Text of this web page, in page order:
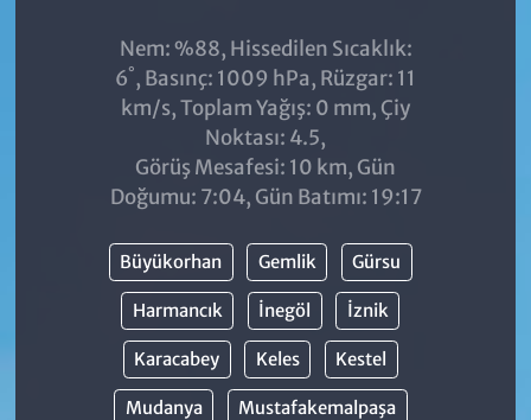
Nem: %88, Hissedilen Sıcaklık:
6°, Basınç: 1009 hPa, Rüzgar: 11
km/s, Toplam Yağış: 0 mm, Çiy
Noktası: 4.5,
Görüş Mesafesi: 10 km, Gün
Doğumu: 7:04, Gün Batımı: 19:17
Büyükorhan Gemlik Gürsu
Harmancık İnegöl İznik
Karacabey Keles Kestel
Mudanya Mustafakemalpaşa